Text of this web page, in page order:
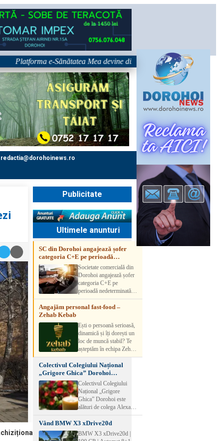
e-Sănătatea Mea devine disponibilă pe 1 septembrie:
redactia@dorohoinews.ro
Publicitate
Ultimele anunturi
SC din Dorohoi angajează șofer
categoria C+E pe perioadă
nedeterminatăSocietate comercială din
Dorohoi angajează șofer
categoria C+E pe
perioadă nedeterminată.
Candidatul trebuie să
aibă experiență și atestat
detalii, vă rog să sunați la
numărul de telefon.
Angajăm personal fast-food –
Zehab Kebab
Ești o persoană serioasă,
dinamică și îți dorești un
loc de muncă stabil? Te
așteptăm în echipa Zehab
Kebab! Posturi
disponibile: -
SHAORMAR AJUTOR
BUCATAR 2/posturi -
LUCRATOR
COMERCIAL
VANZATOR /2 posturi
muncă Program flexibil
Salariu motivant, în
funcție de experienț
Colectivul Colegiului Național
„Grigore Ghica” Dorohoi
transmite sincere condoleanțe
Colectivul Colegiului
Național „Grigore
Ghica” Dorohoi este
alături de colega Alexa
Lăcrămioara la trecerea în
neființă a soțului și
transmite sincere
condoleanțe familiei.
Vând BMW X3 xDrive20d
BMW X3 xDrive20d |